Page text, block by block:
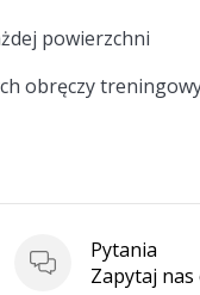
powierzchni
obręczy
Pytania
Pytania
Zapytaj